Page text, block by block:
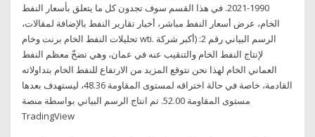
1990-2021. في هذا القسم سوف تجدون كل ما يتعلق بأسعار النفط
الخام، عرض أسعار النفط مباشر، أخبار تقارير النفط بالإضافة لمقالات،
تحليلات النفط الخام برنت وخام wti. الرسم البياني رقم 2: (أكبر شركة
لإنتاج النفط الخام والتنقيب عنه في عمان، وهي تضخّ معظم النفط
العماني الخام لهذا نحن نتوقع المزيد من الارتفاع للنفط الخام بتداولاته
القادمة، خاصة في حالة اختراقه لمستوى المقاومة 48.36، ليستهدف بعدها
مستوى المقاومة 52.00. تم انتاج الرسم البياني بواسطة منصة
TradingView